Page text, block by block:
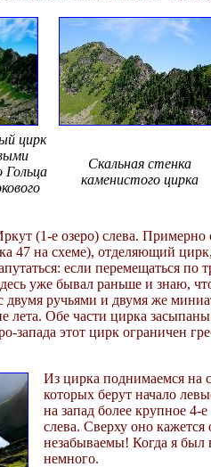
цирк
Гольца
Скальная стенка
каменистого цирка
(1-е озеро) слева. Примерно
47 на схеме), отделяющий
если перемещаться по
уже бывал раньше и знаю,
двумя ручьями и двумя же
лета. Обе части цирка
запада этот цирк ограничен
Из цирка поднимаемся на
которых берут начало
на запад более крупное
слева. Сверху оно
незабываемы! Когда я был
немного.